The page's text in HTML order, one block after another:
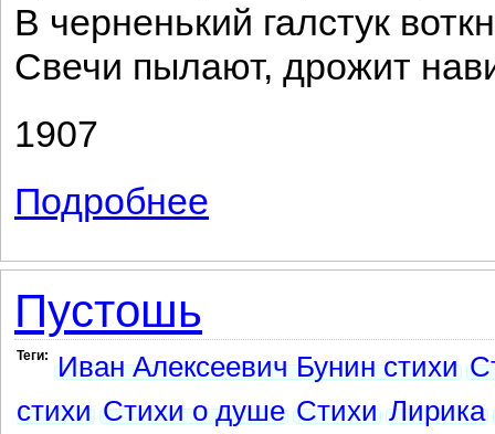
В черненький галстук
Свечи пылают, дрожит
1907
Подробнее
Пустошь
Теги: Иван Алексеевич Бунин стихи
стихи Стихи о душе Стихи Лирика